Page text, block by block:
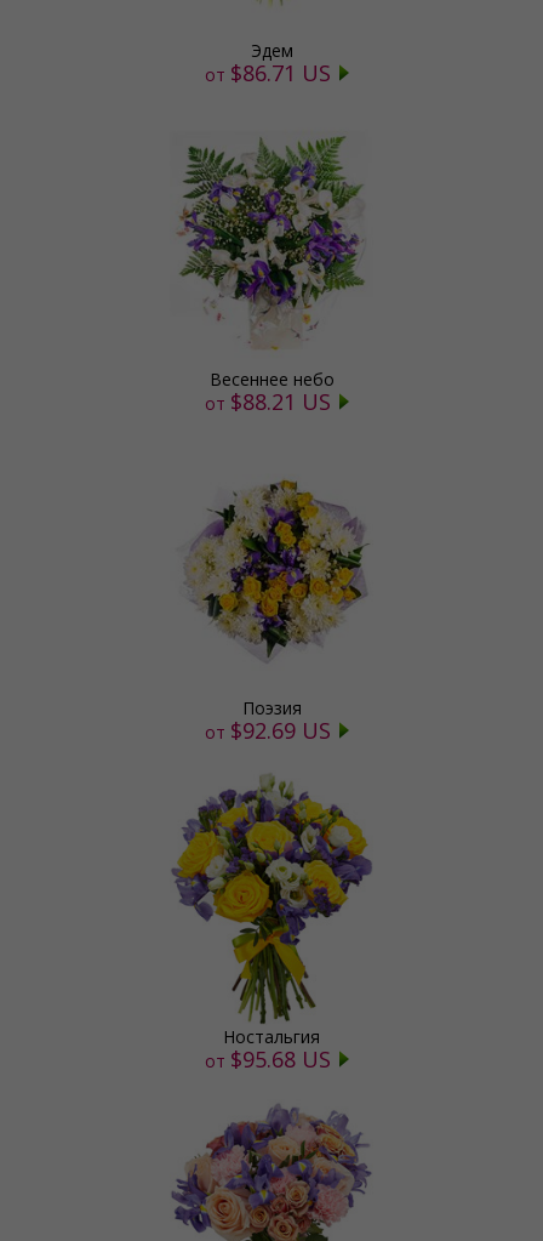
Эдем
от $86.71 US
Весеннее небо
от $88.21 US
Поэзия
от $92.69 US
Ностальгия
от $95.68 US